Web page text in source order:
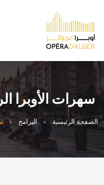
سهرات الأوبرا
الصفحة الرئيسية البرامج